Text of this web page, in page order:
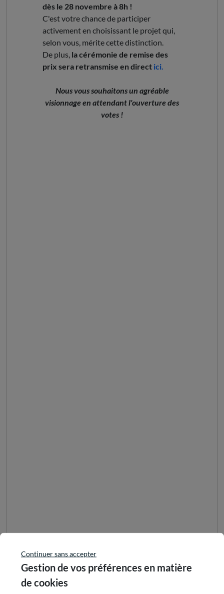
dès le 28 novembre à 8h !
C'est votre chance de participer
activement en choisissant le projet qui,
selon vous, mérite cette distinction.
De plus, la cérémonie de remise des
prix sera retransmise en direct ici.
Nous vous souhaitons un agréable
visionnage en attendant l'ouverture des
votes !
Continuer sans accepter
Gestion de vos préférences en matière
de cookies